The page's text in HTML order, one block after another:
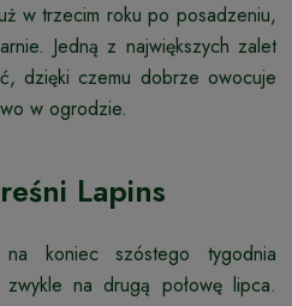
w trzecim roku po posadzeniu,
Jedną z największych zalet
dzięki czemu dobrze owocuje
w ogrodzie.
Lapins
koniec szóstego tygodnia
na drugą połowę lipca.